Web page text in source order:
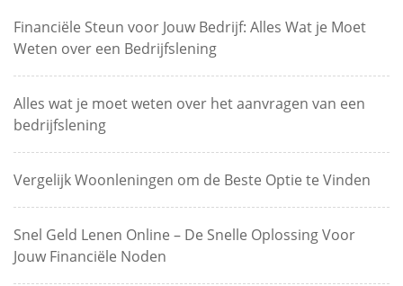
Financiële Steun voor Jouw Bedrijf: Alles Wat je Moet
Weten over een Bedrijfslening
Alles wat je moet weten over het aanvragen van een
bedrijfslening
Vergelijk Woonleningen om de Beste Optie te Vinden
Snel Geld Lenen Online – De Snelle Oplossing Voor
Jouw Financiële Noden